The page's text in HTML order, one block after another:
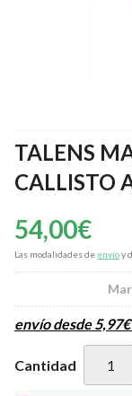
TALENS
CALLISTO
54,00€
Las modalidades de envíoy
envío desde5,97€
Cantidad